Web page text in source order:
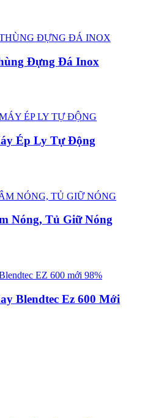
Đựng Đá Inox
Ép Ly Tự Động
Nóng, Tủ Giữ Nóng
Blendtec Ez 600 Mới